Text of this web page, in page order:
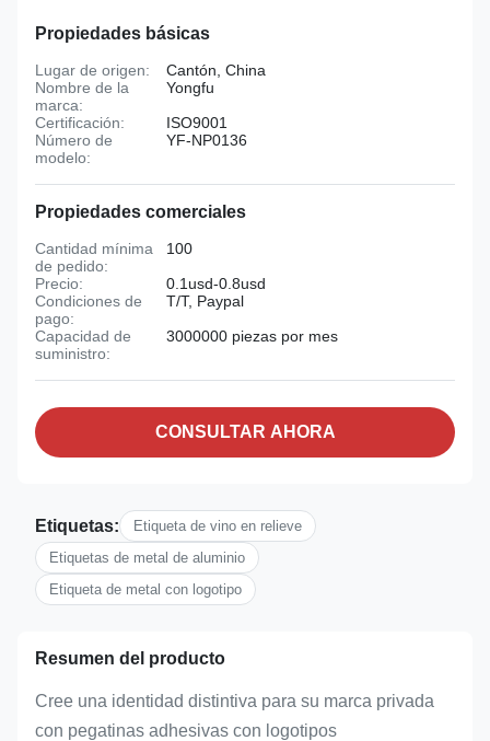
Propiedades básicas
Lugar de origen:
Cantón, China
Nombre de la
marca:
Yongfu
Certificación:
ISO9001
Número de
modelo:
YF-NP0136
Propiedades comerciales
Cantidad mínima
de pedido:
100
Precio:
0.1usd-0.8usd
Condiciones de
pago:
T/T, Paypal
Capacidad de
suministro:
3000000 piezas por mes
CONSULTAR AHORA
Etiquetas:
Etiqueta de vino en relieve
Etiquetas de metal de aluminio
Etiqueta de metal con logotipo
Resumen del producto
Cree una identidad distintiva para su marca privada
con pegatinas adhesivas con logotipos